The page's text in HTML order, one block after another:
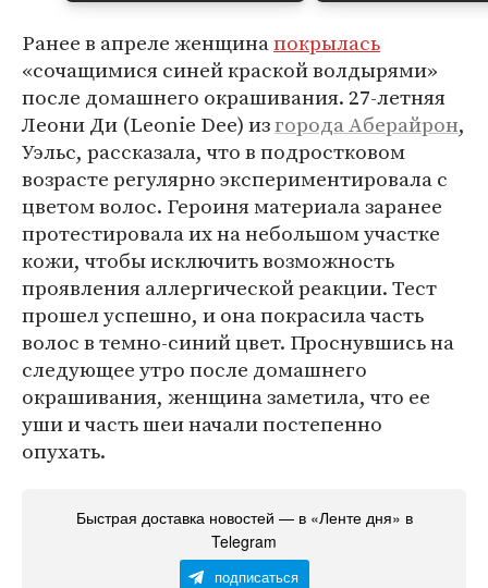
Ранее в апреле женщинапокрылась
«сочащимися синей краской волдырями»
после домашнего окрашивания. 27-летняя
Леони Ди (Leonie Dee) изгорода Аберайрон,
Уэльс, рассказала, что в подростковом
возрасте регулярно экспериментировала с
цветом волос. Героиня материала заранее
протестировала их на небольшом участке
кожи, чтобы исключить возможность
проявления аллергической реакции. Тест
прошел успешно, и она покрасила часть
волос в темно-синий цвет. Проснувшись на
следующее утро после домашнего
окрашивания, женщина заметила, что ее
уши и часть шеи начали постепенно
опухать.
Быстрая доставка новостей — в «Ленте дня» в
Telegram
подписаться